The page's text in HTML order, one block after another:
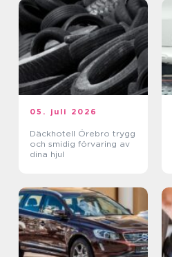
05. juli 2026
Däckhotell Örebro trygg
och smidig förvaring av
dina hjul